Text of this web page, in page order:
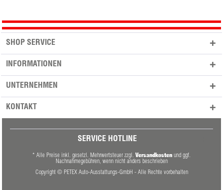
SHOP SERVICE
INFORMATIONEN
UNTERNEHMEN
KONTAKT
SERVICE HOTLINE
* Alle Preise inkl. gesetzl. Mehrwertsteuer zzgl. Versandkosten und ggf.
Nachnahmegebühren, wenn nicht anders beschrieben
Copyright © PETEX Auto-Ausstattungs-GmbH - Alle Rechte vorbehalten